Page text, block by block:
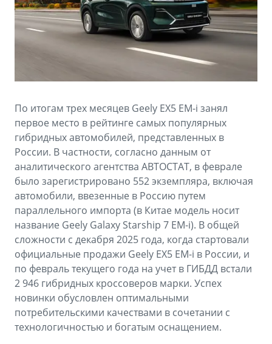
OKAVANGO MONJARO
PREFACE
от 3 079 990 ₽*
GEELY EX5
от 3 769 990 ₽*
Аксессуары
Зарядные устройства
Расчет КАСКО
Страхование
GEELY Лизинг
Советы по эксплуатации
Спецпредложения
Гарантия Geely
Сервисная книжка
Вопросы и ответы
По итогам трех месяцев Geely EX5 EM-i занял
первое место в рейтинге самых популярных
гибридных автомобилей, представленных в
России. В частности, согласно данным от
аналитического агентства АВТОСТАТ, в феврале
было зарегистрировано 552 экземпляра, включая
автомобили, ввезенные в Россию путем
параллельного импорта (в Китае модель носит
название Geely Galaxy Starship 7 EM-i). В общей
сложности с декабря 2025 года, когда стартовали
официальные продажи Geely EX5 EM-i в России, и
по февраль текущего года на учет в ГИБДД встали
2 946 гибридных кроссоверов марки. Успех
новинки обусловлен оптимальными
потребительскими качествами в сочетании с
технологичностью и богатым оснащением.